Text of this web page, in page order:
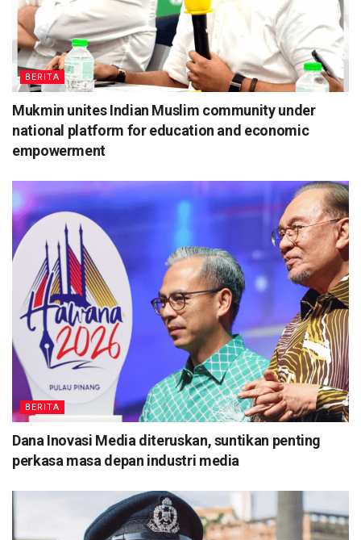
BERITA
Mukmin unites Indian Muslim community under
national platform for education and economic
empowerment
BERITA
Dana Inovasi Media diteruskan, suntikan penting
perkasa masa depan industri media